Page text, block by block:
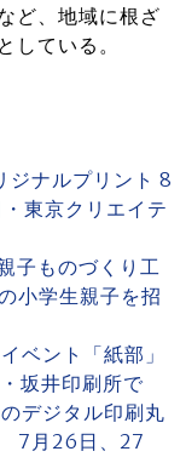
ど、地域に根ざ
している。
ナルプリント 8
東京クリエイテ
子ものづくり工
小学生親子を招
ベント「紙部」
坂井印刷所で
デジタル印刷丸
7月26日、27